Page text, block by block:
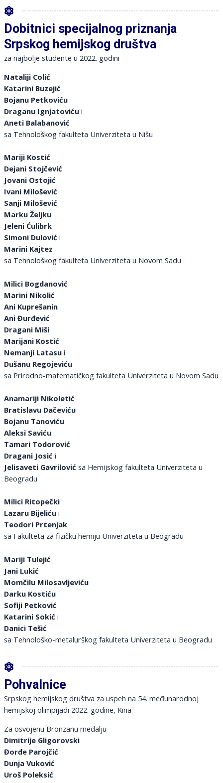
Dobitnici specijalnog priznanja
Srpskog hemijskog društva
za najbolje studente u 2022. godini
Nataliji Colić
Katarini Buzejić
Bojanu Petkoviću
Draganu Ignjatovićui
Aneti Balabanović
sa Tehnološkog fakulteta Univerziteta u Nišu
Mariji Kostić
Dejani Stojčević
Jovani Ostojić
Ivani Milošević
Sanji Milošević
Marku Željku
Jeleni Ćulibrk
Simoni Dulović i
Marini Kajtez
sa Tehnološkog fakulteta Univerziteta u Novom Sadu
Milici Bogdanović
Marini Nikolić
Ani Kuprešanin
Ani Đurđević
Dragani Miši
Marijani Kostić
Nemanji Latasui
Dušanu Regojeviću
sa Prirodno-matematičkog fakulteta Univerziteta u Novom Sadu
Anamariji Nikoletić
Bratislavu Dačeviću
Bojanu Tanoviću
Aleksi Saviću
Tamari Todorović
Dragani Josić i
Jelisaveti Gavrilović sa Hemijskog fakulteta Univerziteta u
Beogradu
Milici Ritopečki
Lazaru Bijelićui
Teodori Prtenjak
sa Fakulteta za fizičku hemiju Univerziteta u Beogradu
Mariji Tulejić
Jani Lukić
Momčilu Milosavljeviću
Darku Kostiću
Sofiji Petković
Katarini Sokić i
Danici Tešić
sa Tehnološko-metalurškog fakulteta Univerziteta u Beogradu
Pohvalnice
Srpskog hemijskog društva za uspeh na 54. međunarodnoj
hemijskoj olimpijadi 2022. godine, Kina
Za osvojenu Bronzanu medalju
Dimitrije Gligorovski
Đorđe Parojčić
Dunja Vuković
Uroš Poleksić